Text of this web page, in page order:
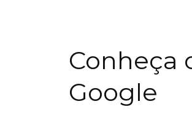
Conheça
Google